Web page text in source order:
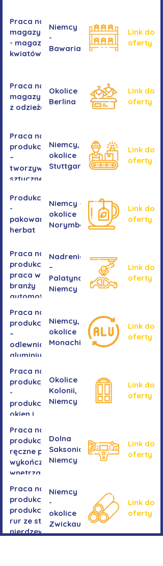
Praca na
magazynie
- magazyn
kwiatów
Niemcy
-
Bawaria
Link do
oferty
Praca na
magazynie
z odzieżą
Okolice
Berlina
Link do
oferty
Praca na
produkcji
–
tworzywa
sztuczne
Niemcy,
okolice
Stuttgartu
Link do
oferty
Produkcja
-
pakowanie
herbat
Niemcy -
okolice
Norymbergii
Link do
oferty
Praca na
produkcji -
praca w
branży
automotive
Nadrenia
–
Palatynat,
Niemcy
Link do
oferty
Praca na
produkcji
–
odlewnia
aluminium
Niemcy,
okolice
Monachium
Link do
oferty
Praca na
produkcji
-
produkcja
okien i
Okolice
Kolonii,
Niemcy
Link do
oferty
Praca na
produkcji -
ręczne prace
wykończeniowe
wnętrza aut
Dolna
Saksonia,
Niemcy
Link do
oferty
Praca na
produkcji-
produkcja
rur ze stali
nierdzewnej
Niemcy
-
okolice
Zwickau
Link do
oferty